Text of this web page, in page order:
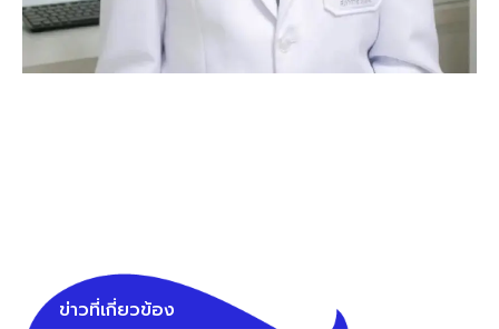
ข่าวที่เกี่ยวข้อง